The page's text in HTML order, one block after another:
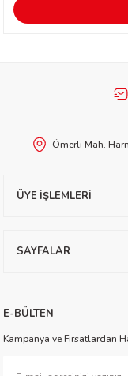
Ürün
Ömerli Mah.
ÜYE İŞLEMLERİ
SAYFALAR
E-BÜLTEN
Kampanya ve Fırsatlardan